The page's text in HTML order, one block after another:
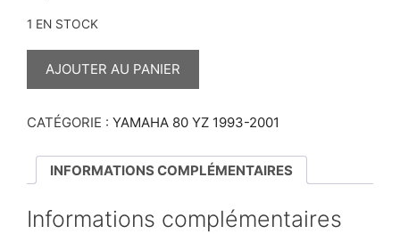
1 EN STOCK
QUANTITÉ
AVANT
AJOUTER AU PANIER
CATÉGORIE : YAMAHA 80 YZ 1993-2001
INFORMATIONS COMPLÉMENTAIRES
Informations complémentaires